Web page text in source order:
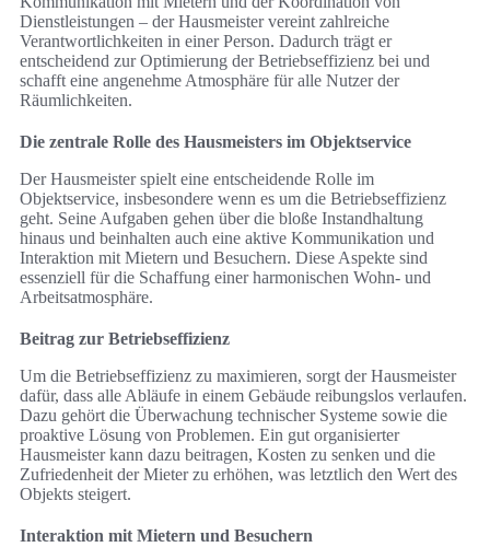
Dienstleistungen – der Hausmeister vereint zahlreiche
Verantwortlichkeiten in einer Person. Dadurch trägt er
entscheidend zur Optimierung der Betriebseffizienz bei und
schafft eine angenehme Atmosphäre für alle Nutzer der
Räumlichkeiten.
Die zentrale Rolle des Hausmeisters im Objektservice
Der Hausmeister spielt eine entscheidende Rolle im
Objektservice, insbesondere wenn es um die Betriebseffizienz
geht. Seine Aufgaben gehen über die bloße Instandhaltung
hinaus und beinhalten auch eine aktive Kommunikation und
Interaktion mit Mietern und Besuchern. Diese Aspekte sind
essenziell für die Schaffung einer harmonischen Wohn- und
Arbeitsatmosphäre.
Beitrag zur Betriebseffizienz
Um die Betriebseffizienz zu maximieren, sorgt der Hausmeister
dafür, dass alle Abläufe in einem Gebäude reibungslos verlaufen.
Dazu gehört die Überwachung technischer Systeme sowie die
proaktive Lösung von Problemen. Ein gut organisierter
Hausmeister kann dazu beitragen, Kosten zu senken und die
Zufriedenheit der Mieter zu erhöhen, was letztlich den Wert des
Objekts steigert.
Interaktion mit Mietern und Besuchern